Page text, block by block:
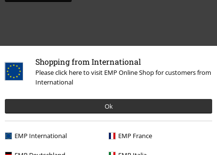
Shopping from International
Please click here to visit EMP Online Shop for customers from
International
Ok
EMP International EMP France
15%
Nyhetsbrev
15% rabatt när du registrerar dig för vårt
nyhetsbrev!
Mer